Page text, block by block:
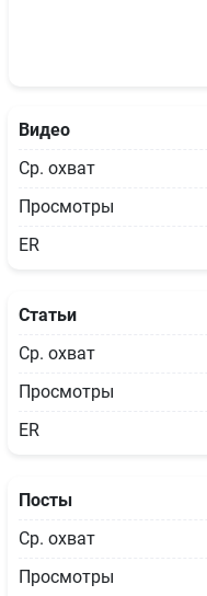
Видео
Ср. охват
Просмотры
ER
Статьи
Ср. охват
Просмотры
ER
Посты
Ср. охват
Просмотры